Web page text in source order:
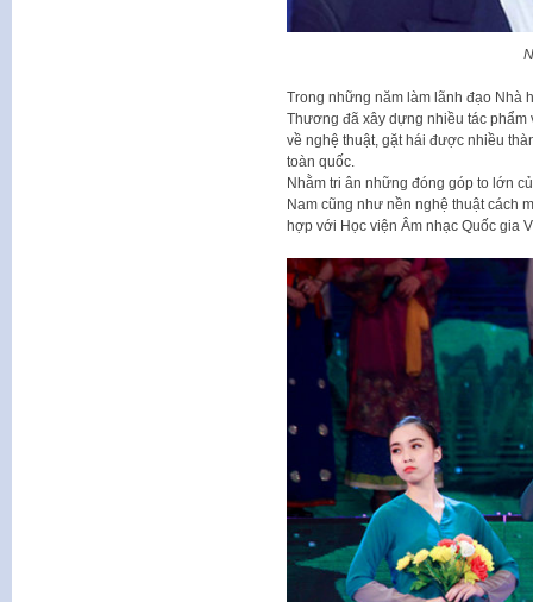
Trong những năm làm lãnh đạo Nhà
Thương đã xây dựng nhiều tác
về nghệ thuật, gặt hái được nhiều
toàn quốc.
Nhằm tri ân những đóng góp to lớn
Nam cũng như nền nghệ thuật cách
hợp với Học viện Âm nhạc Quốc gia